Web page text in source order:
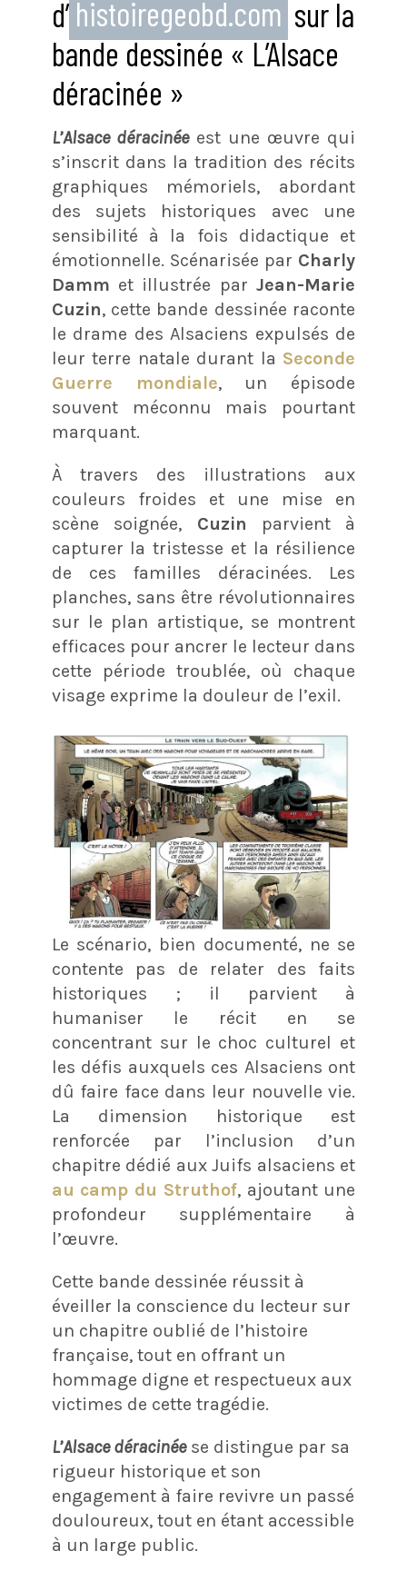
d’ histoiregeobd.com sur la
bande dessinée « L’Alsace
déracinée »
L’Alsace déracinée est une œuvre qui
s’inscrit dans la tradition des récits
graphiques mémoriels, abordant
des sujets historiques avec une
sensibilité à la fois didactique et
émotionnelle. Scénarisée par Charly
Damm et illustrée parJean-Marie
Cuzin, cette bande dessinée raconte
le drame des Alsaciens expulsés de
leur terre natale durant la Seconde
Guerre mondiale, un épisode
souvent méconnu mais pourtant
marquant.
À travers des illustrations aux
couleurs froides et une mise en
scène soignée, Cuzin parvient à
capturer la tristesse et la résilience
de ces familles déracinées. Les
planches, sans être révolutionnaires
sur le plan artistique, se montrent
efficaces pour ancrer le lecteur dans
cette période troublée, où chaque
visage exprime la douleur de l’exil.
Le scénario, bien documenté, ne se
contente pas de relater des faits
historiques ; il parvient à
humaniser le récit en se
concentrant sur le choc culturel et
les défis auxquels ces Alsaciens ont
dû faire face dans leur nouvelle vie.
La dimension historique est
renforcée par l’inclusion d’un
chapitre dédié aux Juifs alsaciens et
au camp du Struthof, ajoutant une
profondeur supplémentaire à
l’œuvre.
Cette bande dessinée réussit à
éveiller la conscience du lecteur sur
un chapitre oublié de l’histoire
française, tout en offrant un
hommage digne et respectueux aux
victimes de cette tragédie.
L’Alsace déracinée se distingue par sa
rigueur historique et son
engagement à faire revivre un passé
douloureux, tout en étant accessible
à un large public.